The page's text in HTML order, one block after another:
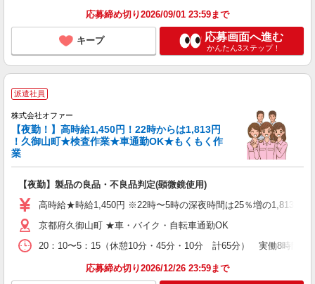
応募締め切り2026/09/01 23:59まで
キープ 応募画面へ進む
かんたん3ステップ！
派遣社員
株式会社オファー
【夜勤！】高時給1,450円！22時からは1,813円
！久御山町★検査作業★車通勤OK★もくもく作
業
【夜勤】製品の良品・不良品判定(顕微鏡使用)
高時給★時給1,450円 ※22時〜5時の深夜時間は25％増の1,813円！
京都府久御山町 ★車・バイク・自転車通勤OK
20：10〜5：15（休憩10分・45分・10分 計65分） 実働8時間 ※
応募締め切り2026/12/26 23:59まで